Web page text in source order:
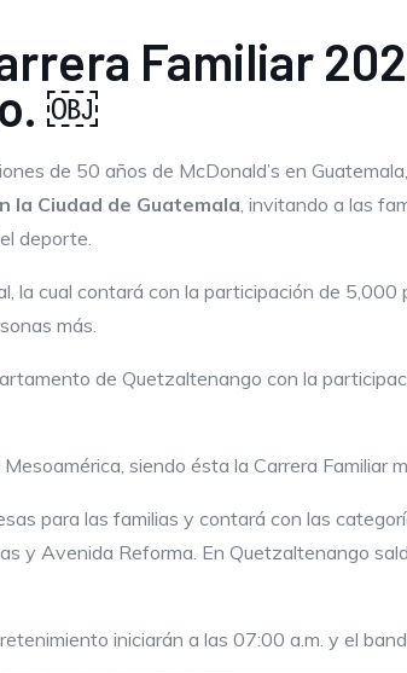
Familiar
￼
de 50 años de McDonald’s en
la Ciudad de Guatemala , invitando a las
deporte.
la cual contará con la participación de
más.
de Quetzaltenango con la
siendo ésta la Carrera Familiar
para las familias y contará con las
y Avenida Reforma. En Quetzaltenango
iniciarán a las 07:00 a.m. y el